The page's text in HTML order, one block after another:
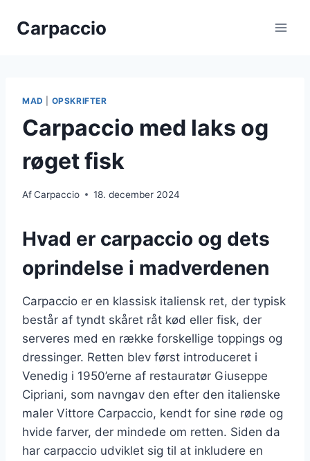
Carpaccio
MAD OPSKRIFTER
Carpaccio med laks og
røget fisk
AfCarpaccio 18. december 2024
Hvad er carpaccio og dets
oprindelse i madverdenen
Carpaccio er en klassisk italiensk ret, der typisk
består af tyndt skåret råt kød eller fisk, der
serveres med en række forskellige toppings og
dressinger. Retten blev først introduceret i
Venedig i 1950’erne af restauratør Giuseppe
Cipriani, som navngav den efter den italienske
maler Vittore Carpaccio, kendt for sine røde og
hvide farver, der mindede om retten. Siden da
har carpaccio udviklet sig til at inkludere en